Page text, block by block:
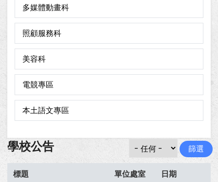
多媒體動畫科
照顧服務科
美容科
電競專區
本土語文專區
學校公告
標題 單位處室
日期